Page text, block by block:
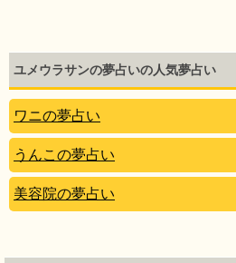
ユメウラサンの夢占いの人気夢占い
ワニの夢占い
うんこの夢占い
美容院の夢占い